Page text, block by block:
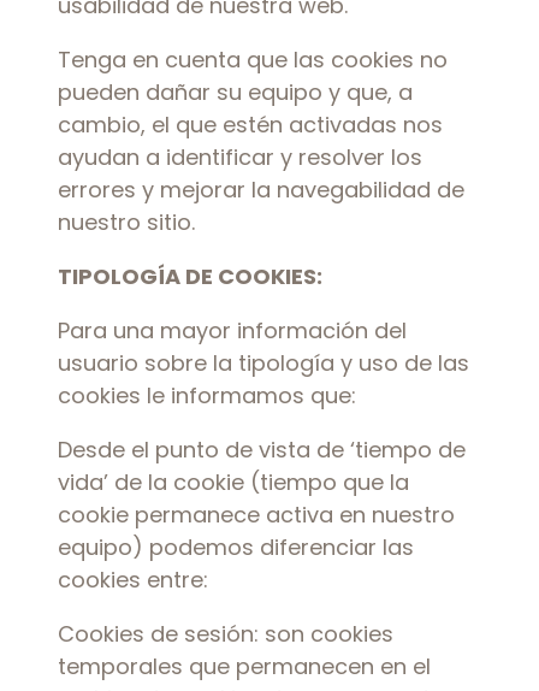
Tenga en cuenta que las cookies no
pueden dañar su equipo y que, a
cambio, el que estén activadas nos
ayudan a identificar y resolver los
errores y mejorar la navegabilidad de
nuestro sitio.
TIPOLOGÍA DE COOKIES:
Para una mayor información del
usuario sobre la tipología y uso de las
cookies le informamos que:
Desde el punto de vista de ‘tiempo de
vida’ de la cookie (tiempo que la
cookie permanece activa en nuestro
equipo) podemos diferenciar las
cookies entre:
Cookies de sesión: son cookies
temporales que permanecen en el